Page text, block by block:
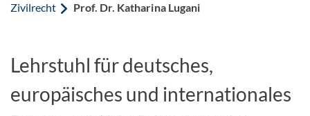
Zivilrecht
Prof. Dr. Katharina Lugani
Lehrstuhl für deutsches,
europäisches und internationales